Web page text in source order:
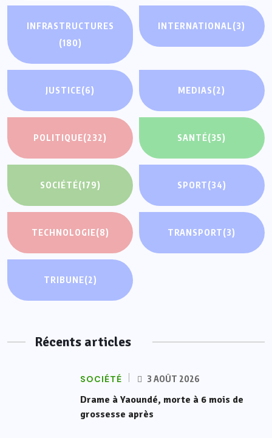
INFRASTRUCTURES
(180)
INTERNATIONAL(3)
JUSTICE(6) MEDIAS(2)
POLITIQUE(232) SANTÉ(35)
SOCIÉTÉ(179) SPORT(34)
TECHNOLOGIE(8) TRANSPORT(3)
TRIBUNE(2)
Récents articles
SOCIÉTÉ 3 AOÛT 2026
Drame à Yaoundé, morte à 6 mois de
grossesse après